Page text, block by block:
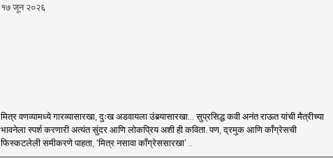
१७ जून २०२६
मित्र वणव्यामध्ये गारव्यासारखा, दुःख अडवायला उंबर्‍यासारखा... सुप्रसिद्ध कवी अनंत राऊत यांची मैत्रीच्या
भावनेला स्पर्श करणारी अत्यंत सुंदर आणि लोकप्रिय अशी ही कविता. पण, द्रमुक आणि काँग्रेसची
फिस्कटलेली समीकरणे पाहता, ‘मित्र नसावा काँग्रेससारखा’ ..